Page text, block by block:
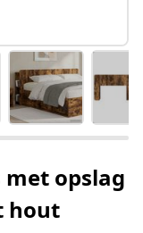
met opslag
hout